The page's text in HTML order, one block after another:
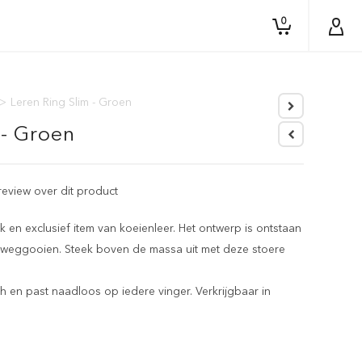
0
> Leren Ring Slim - Groen
Groen
over dit product
en exclusief item van koeienleer. Het ontwerp is ontstaan
Steek boven de massa uit met deze stoere
en past naadloos op iedere vinger. Verkrijgbaar in